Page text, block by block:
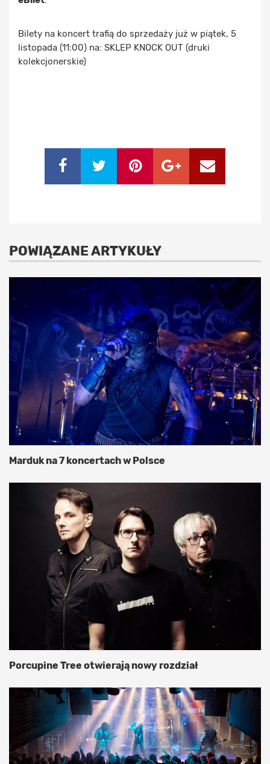
Bilety na koncert trafią do sprzedaży już w piątek, 5
listopada (11:00) na: SKLEP KNOCK OUT (druki
kolekcjonerskie)
POWIĄZANE ARTYKUŁY
Marduk na 7 koncertach w Polsce
Porcupine Tree otwierają nowy rozdział